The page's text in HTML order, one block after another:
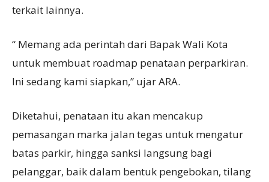
terkait lainnya.
“ Memang ada perintah dari Bapak Wali Kota
untuk membuat roadmap penataan perparkiran.
Ini sedang kami siapkan,” ujar ARA.
Diketahui, penataan itu akan mencakup
pemasangan marka jalan tegas untuk mengatur
batas parkir, hingga sanksi langsung bagi
pelanggar, baik dalam bentuk pengebokan, tilang